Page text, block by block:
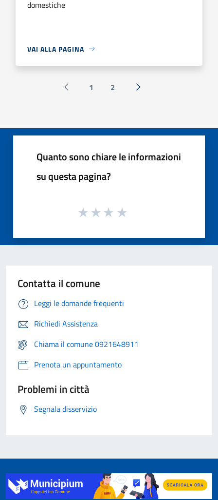
domestiche
VAI ALLA PAGINA
Pagina precedente
1 2 Successiva »
Quanto sono chiare le informazioni
su questa pagina?
Contatta il comune
Leggi le domande frequenti
Richiedi Assistenza
Chiama il comune 0921648911
Prenota un appuntamento
Problemi in città
Segnala disservizio